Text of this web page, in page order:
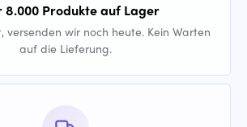
8.000 Produkte auf Lager
versenden wir noch heute. Kein Warten
auf die Lieferung.